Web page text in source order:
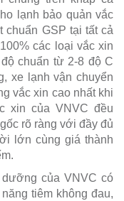
lạnh bảo quản vắc
chuẩn GSP tại tất cả
các loại vắc xin
chuẩn từ 2-8 độ C
xe lạnh vận chuyển
vắc xin cao nhất khi
xin của VNVC đều
rõ ràng với đầy đủ
lớn cùng giá thành
của VNVC có
tiêm không đau,